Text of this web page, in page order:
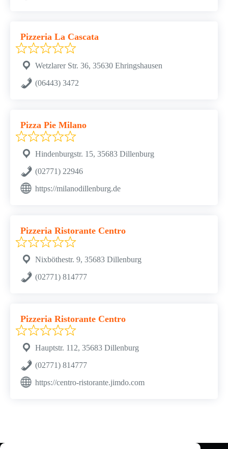
Pizzeria La Cascata
Wetzlarer Str. 36, 35630 Ehringshausen
(06443) 3472
Pizza Pie Milano
Hindenburgstr. 15, 35683 Dillenburg
(02771) 22946
https://milanodillenburg.de
Pizzeria Ristorante Centro
Nixböthestr. 9, 35683 Dillenburg
(02771) 814777
Pizzeria Ristorante Centro
Hauptstr. 112, 35683 Dillenburg
(02771) 814777
https://centro-ristorante.jimdo.com